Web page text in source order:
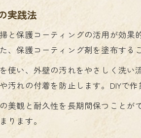
塗料ごとの耐久年数と防
劣化を防ぐ外壁塗装の実践法
外壁塗装の劣化原因とそ
マイクロガード技術で外
防傷を重視した外壁塗装
外壁塗装の保護コーティ
外壁塗装における水分・
実践法
と保護コーティングの活用が効
、保護コーティング剤を塗布する
使い、外壁の汚れをやさしく洗
れの付着を防止します。DIYで
美観と耐久性を長期間保つこと
ります。